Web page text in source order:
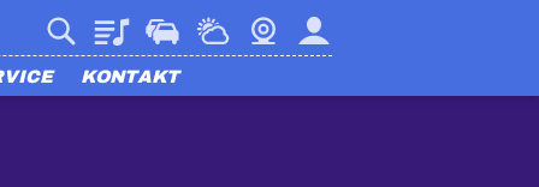
PlaylistVerkehrWetterWebcamMein harmony
KONTAKT